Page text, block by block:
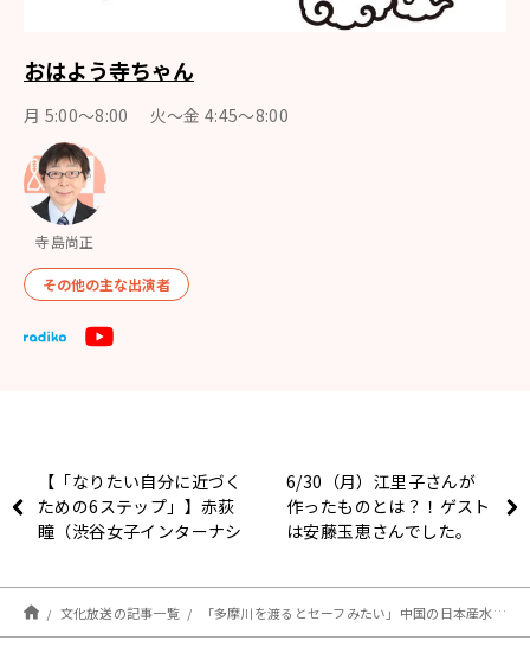
おはよう寺ちゃん
月 5:00～8:00 火～金 4:45～8:00
寺島尚正
その他の主な出演者
【「なりたい自分に近づく
ための6ステップ」】赤荻
瞳（渋谷女子インターナシ
村淳のNewsCLUB 2025年
6月28日後半】
6/30（月）江里子さんが
作ったものとは？！ゲスト
は安藤玉恵さんでした。
文化放送の記事一覧 「多摩川を渡るとセーフみたい」中国の日本産水産物輸入再開をコメンテータが解説